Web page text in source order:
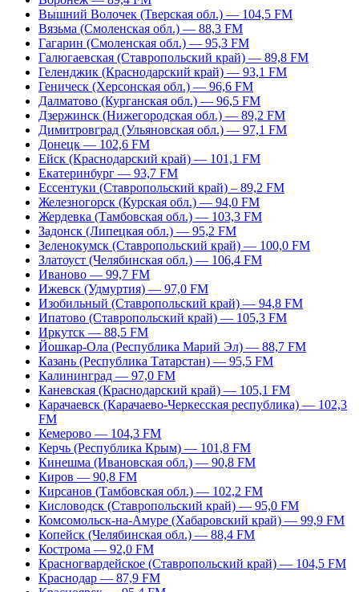
Вышний Волочек (Тверская обл.) — 104,5 FM
Вязьма (Смоленская обл.) — 88,3 FM
Гагарин (Смоленская обл.) — 95,3 FM
Галюгаевская (Ставропольский край) — 89,8 FM
Геленджик (Краснодарский край) — 93,1 FM
Геническ (Херсонская обл.) — 96,6 FM
Далматово (Курганская обл.) — 96,5 FM
Дзержинск (Нижегородская обл.) — 89,2 FM
Димитровград (Ульяновская обл.) — 97,1 FM
Донецк — 102,6 FM
Ейск (Краснодарский край) — 101,1 FM
Екатеринбург — 93,7 FM
Ессентуки (Ставропольский край) – 89,2 FM
Железногорск (Курская обл.) — 94,0 FM
Жердевка (Тамбовская обл.) — 103,3 FM
Задонск (Липецкая обл.) — 95,2 FM
Зеленокумск (Ставропольский край) — 100,0 FM
Златоуст (Челябинская обл.) — 106,4 FM
Иваново — 99,7 FM
Ижевск (Удмуртия) — 97,0 FM
Изобильный (Ставропольский край) — 94,8 FM
Ипатово (Ставропольский край) — 105,3 FM
Иркутск — 88,5 FM
Йошкар-Ола (Республика Марий Эл) — 88,7 FM
Казань (Республика Татарстан) — 95,5 FM
Калининград — 97,0 FM
Каневская (Краснодарский край) — 105,1 FM
Карачаевск (Карачаево-Черкесская республика) — 102,3
FM
Кемерово — 104,3 FM
Керчь (Республика Крым) — 101,8 FM
Кинешма (Ивановская обл.) — 90,8 FM
Киров — 90,8 FM
Кирсанов (Тамбовская обл.) — 102,2 FM
Кисловодск (Ставропольский край) — 95,0 FM
Комсомольск-на-Амуре (Хабаровский край) — 99,9 FM
Копейск (Челябинская обл.) — 88,4 FM
Кострома — 92,0 FM
Красногвардейское (Ставропольский край) — 104,5 FM
Краснодар — 87,9 FM